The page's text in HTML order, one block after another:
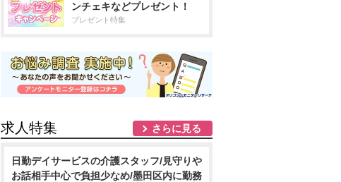
ンチェキなどプレゼント！
プレゼント特集
求人特集 さらに見る
日勤デイサービスの介護スタッフ/見守り
お話相手中心で負担少なめ/墨田区内に勤務